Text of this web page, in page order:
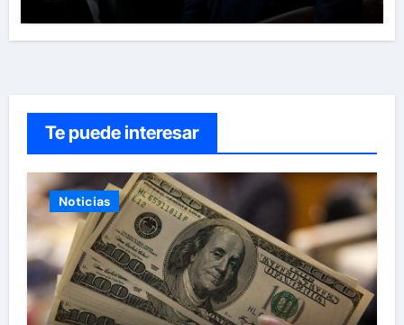
Te puede interesar
Noticias